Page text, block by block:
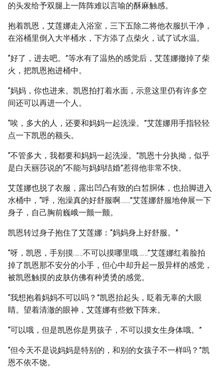
的头发给予双腿上一阵阵难以言喻的酥麻触感。
抱着凯恩，艾莲娜走入浴室，三下五除二将他衣服扒干净，
在浴桶里倒入大半桶水，下方添了点柴火，试了试水温。
“好了，进去吧。”等水有了温热的感觉后，艾莲娜撤掉了柴
火，把凯恩抱进桶中。
“妈妈，你也进来。凯恩拍打着水面，示意这里仍有许多空
间还可以再进一个人。
“唉，多大的人，还要和妈妈一起洗澡。”艾莲娜用手指轻轻
点一下凯恩的额头。
“不管多大，我都要和妈妈一起洗澡。”凯恩十分执拗，似乎
是白天丽莎说的“不能与妈妈结婚”惹得他非常不快。
艾莲娜也脱了衣服，露出凹凸有致的白皙胴体，也抬脚进入
水桶中，“呼，泡澡真的好舒服啊……”艾莲娜舒服地伸展一下
身子，自己胸前巍峨一颤一颤。
凯恩转过身子抱住了艾莲娜：“妈妈身上好舒服。”
“呀，凯恩，手别摸……不可以摸哪里哦……”艾莲娜红着脸拍
掉了凯恩那不安分的小手，但心中却升起一股异样的感觉，
被凯恩触摸的皮肤仿佛有种烫烫的感觉。
“我想抱着妈妈不可以吗？”凯恩抬起头，眨着无辜的大眼
睛。望着清澈的眼神，艾莲娜有些败下阵来。
“可以哦，但是凯恩你是男孩子，不可以摸女生身体哦。”
“但今天不是说妈妈是特别的，和别的女孩子不一样吗？”凯
恩不依不饶。